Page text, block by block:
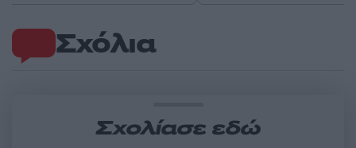
Σχόλια
Σχολίασε εδώ